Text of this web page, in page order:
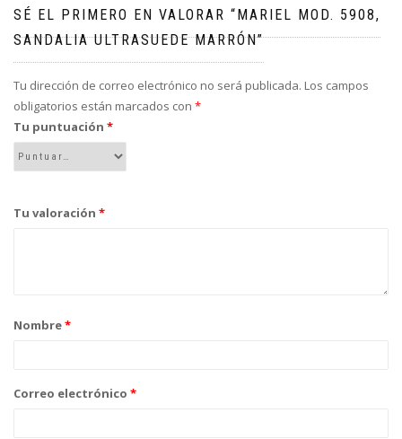
SÉ EL PRIMERO EN VALORAR “MARIEL MOD. 5908,
SANDALIA ULTRASUEDE MARRÓN”
Tu dirección de correo electrónico no será publicada. Los campos
obligatorios están marcados con *
Tu puntuación *
Tu valoración *
Nombre*
Correo electrónico *